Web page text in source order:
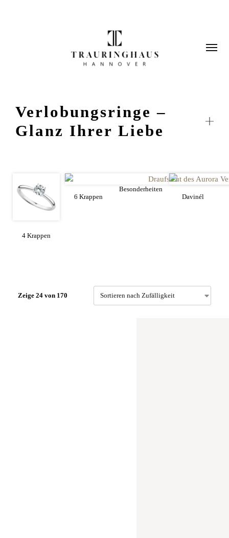
Verlobungsringe –
Glanz Ihrer Liebe
4 Krappen
6 Krappen
Besonderheiten
Davinél
Zeige 24 von 170